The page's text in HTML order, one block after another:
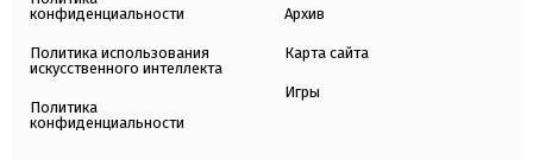
конфиденциальности
Политика использования
искусственного интеллекта
Политика
конфиденциальности
Архив
Карта сайта
Игры